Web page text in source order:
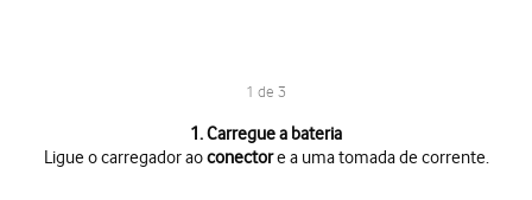
1 de 3
1. Carregue a bateria
Ligue o carregador aoconectore a uma tomada de corrente.